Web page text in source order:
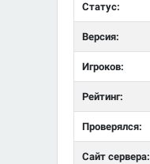
Статус:
Версия:
Игроков:
Рейтинг:
Проверялся:
Сайт сервера: